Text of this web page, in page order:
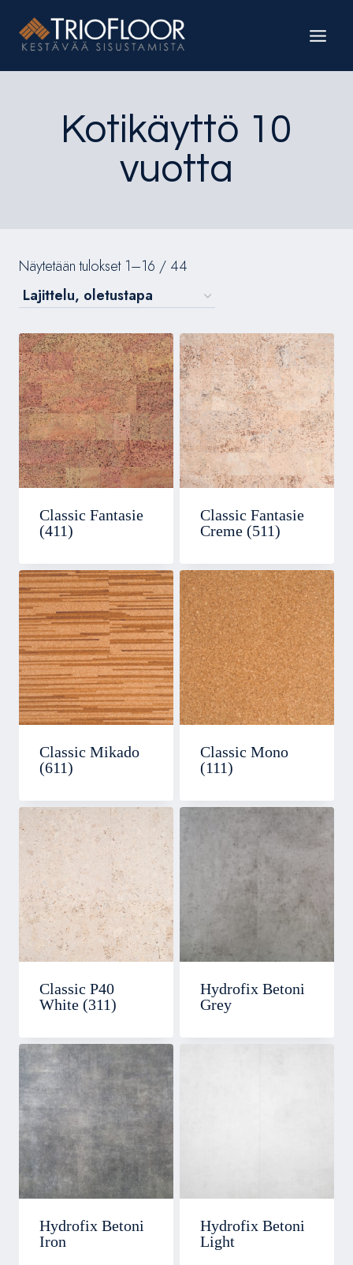
sisältöön
Kotikäyttö 10
vuotta
Näytetään tulokset 1–16 / 44
Classic Fantasie
(411)
Classic Fantasie
Creme (511)
Classic Mikado
(611)
Classic Mono
(111)
Classic P40
White (311)
Hydrofix Betoni
Grey
Hydrofix Betoni
Iron
Hydrofix Betoni
Light